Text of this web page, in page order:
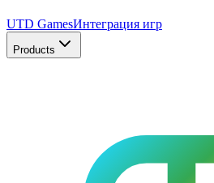
UTD GamesИнтеграция игр
Products